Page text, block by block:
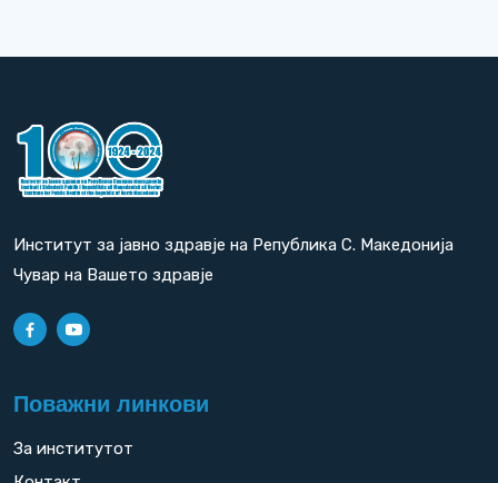
Институт за јавно здравје на Република С. Македонија
Чувар на Вашето здравје
Поважни линкови
За институтот